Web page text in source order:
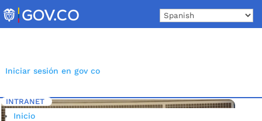
to
content
Iniciar sesión en gov co
INTRANET
Inicio
Inicio 5 Etiqueta: colegios Luis Carlos Galán